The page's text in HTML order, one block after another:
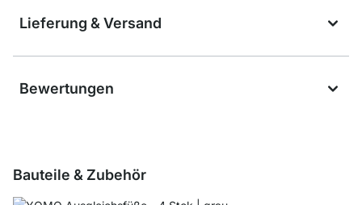
Lieferung & Versand
Bewertungen
Bauteile & Zubehör